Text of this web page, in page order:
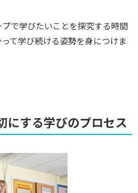
で学びたいことを探究する時間
て学び続ける姿勢を身につけま
にする学びのプロセス